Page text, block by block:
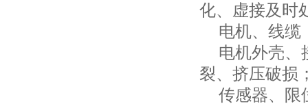
化、虚接及时
电机、线缆
电机外壳、
裂、挤压破损
传感器、限